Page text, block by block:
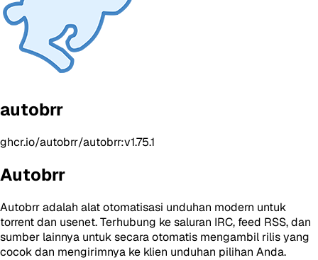
autobrr
ghcr.io/autobrr/autobrr:v1.75.1
Autobrr
Autobrr adalah alat otomatisasi unduhan modern untuk
torrent dan usenet. Terhubung ke saluran IRC, feed RSS, dan
sumber lainnya untuk secara otomatis mengambil rilis yang
cocok dan mengirimnya ke klien unduhan pilihan Anda.